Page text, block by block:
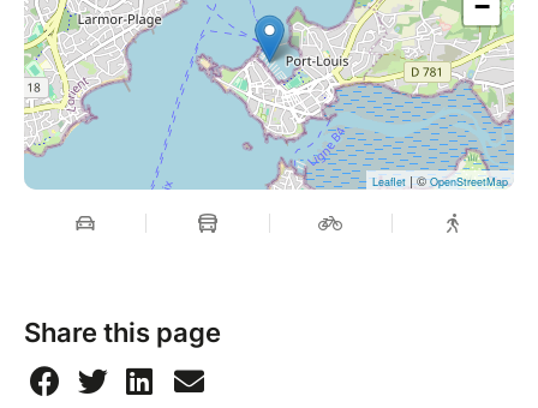
−
Leaflet | ©OpenStreetMap
Share this page